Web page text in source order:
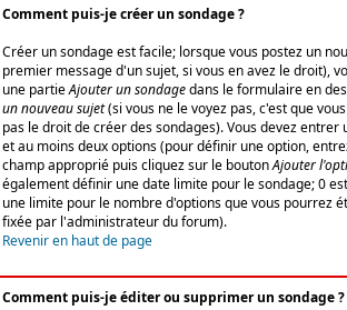
Comment puis-je créer un sondage ?
Créer un sondage est facile; lorsque vous postez un
premier message d'un sujet, si vous en avez le droit),
une partieAjouter un sondagedans le formulaire en
un nouveau sujet(si vous ne le voyez pas, c'est que
pas le droit de créer des sondages). Vous devez
et au moins deux options (pour définir une option,
champ approprié puis cliquez sur le boutonAjouter
également définir une date limite pour le sondage; 0
une limite pour le nombre d'options que vous pourrez
fixée par l'administrateur du forum).
Revenir en haut de page
Comment puis-je éditer ou supprimer un sondage ?